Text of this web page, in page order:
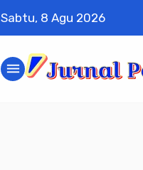
Sabtu, 8 Agu 2026
menu